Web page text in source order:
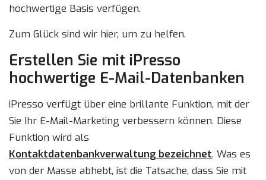
hochwertige Basis verfügen.
Zum Glück sind wir hier, um zu helfen.
Erstellen Sie mit iPresso
hochwertige E-Mail-Datenbanken
iPresso verfügt über eine brillante Funktion, mit der
Sie Ihr E-Mail-Marketing verbessern können. Diese
Funktion wird als
Kontaktdatenbankverwaltung bezeichnet. Was es
von der Masse abhebt, ist die Tatsache, dass Sie mit